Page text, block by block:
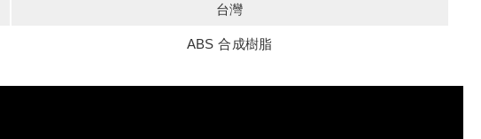
台灣
ABS 合成樹脂